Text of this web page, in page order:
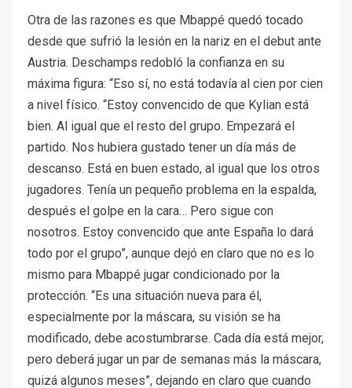
Otra de las razones es que Mbappé quedó tocado
desde que sufrió la lesión en la nariz en el debut ante
Austria. Deschamps redobló la confianza en su
máxima figura: “Eso sí, no está todavía al cien por cien
a nivel físico. “Estoy convencido de que Kylian está
bien. Al igual que el resto del grupo. Empezará el
partido. Nos hubiera gustado tener un día más de
descanso. Está en buen estado, al igual que los otros
jugadores. Tenía un pequeño problema en la espalda,
después el golpe en la cara… Pero sigue con
nosotros. Estoy convencido que ante España lo dará
todo por el grupo”, aunque dejó en claro que no es lo
mismo para Mbappé jugar condicionado por la
protección. “Es una situación nueva para él,
especialmente por la máscara, su visión se ha
modificado, debe acostumbrarse. Cada día está mejor,
pero deberá jugar un par de semanas más la máscara,
quizá algunos meses”, dejando en claro que cuando